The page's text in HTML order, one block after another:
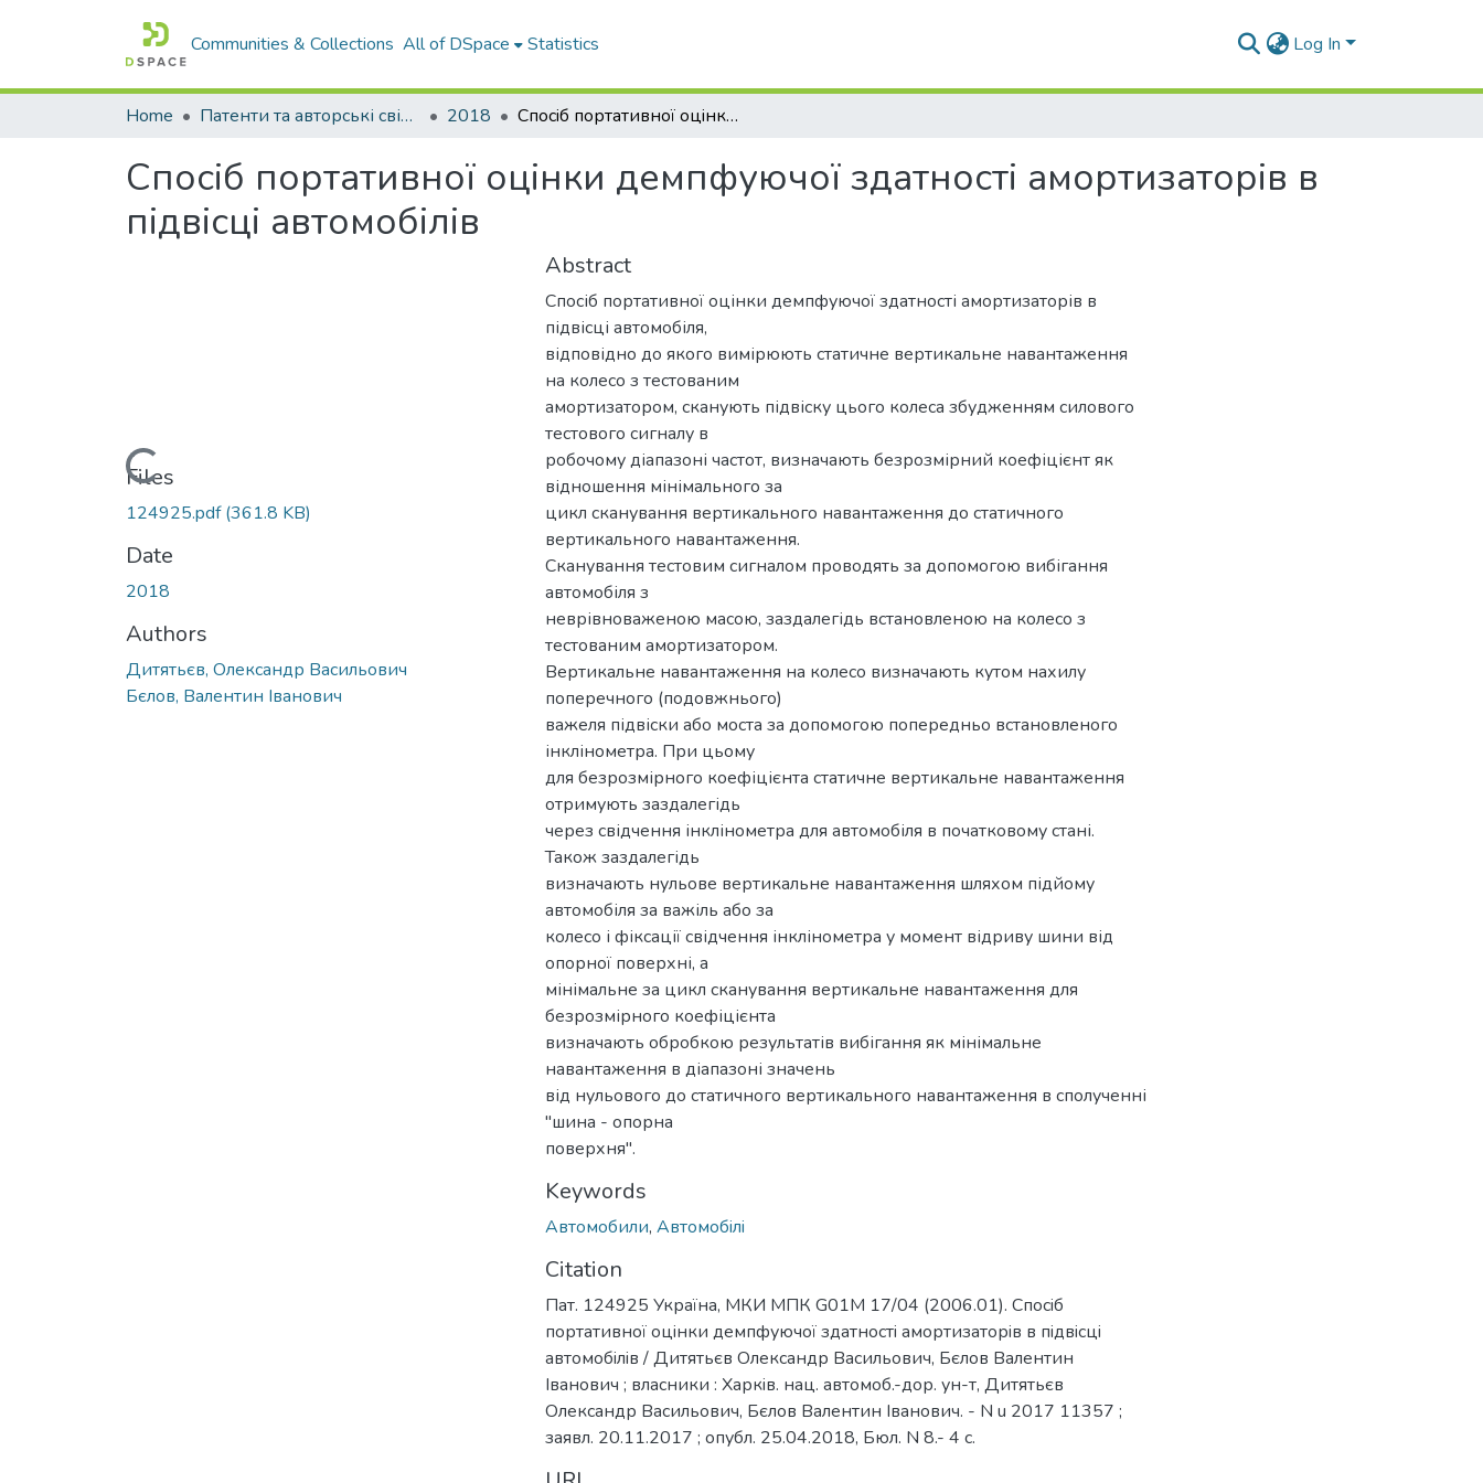
Communities & Collections All of DSpace Statistics Log In
Home Патенти та авторські свідоцтва 2018 Спосiб портативної оцiнки демпфуючої здатностi амортизаторiв в пiдвiсцi автомобiлiв
Спосiб портативної оцiнки демпфуючої здатностi амортизаторiв в
пiдвiсцi автомобiлiв
Loading...
Files
124925.pdf(361.8 KB)
Date
2018
Authors
Дитятьєв, Олександр Васильович
Бєлов, Валентин Iванович
Abstract
Спосіб портативної оцінки демпфуючої здатності амортизаторів в
підвісці автомобіля,
відповідно до якого вимірюють статичне вертикальне навантаження
на колесо з тестованим
амортизатором, сканують підвіску цього колеса збудженням силового
тестового сигналу в
робочому діапазоні частот, визначають безрозмірний коефіцієнт як
відношення мінімального за
цикл сканування вертикального навантаження до статичного
вертикального навантаження.
Сканування тестовим сигналом проводять за допомогою вибігання
автомобіля з
неврівноваженою масою, заздалегідь встановленою на колесо з
тестованим амортизатором.
Вертикальне навантаження на колесо визначають кутом нахилу
поперечного (подовжнього)
важеля підвіски або моста за допомогою попередньо встановленого
інклінометра. При цьому
для безрозмірного коефіцієнта статичне вертикальне навантаження
отримують заздалегідь
через свідчення інклінометра для автомобіля в початковому стані.
Також заздалегідь
визначають нульове вертикальне навантаження шляхом підйому
автомобіля за важіль або за
колесо і фіксації свідчення інклінометра у момент відриву шини від
опорної поверхні, а
мінімальне за цикл сканування вертикальне навантаження для
безрозмірного коефіцієнта
визначають обробкою результатів вибігання як мінімальне
навантаження в діапазоні значень
від нульового до статичного вертикального навантаження в сполученні
"шина - опорна
поверхня".
Keywords
Автомобили, Автомобiлi
Citation
Пат. 124925 Україна, МКИ МПК G01М 17/04 (2006.01). Спосiб
портативної оцiнки демпфуючої здатностi амортизаторiв в пiдвiсцi
автомобiлiв / Дитятьєв Олександр Васильович, Бєлов Валентин
Iванович ; власники : Харкiв. нац. автомоб.-дор. ун-т, Дитятьєв
Олександр Васильович, Бєлов Валентин Iванович. - N u 2017 11357 ;
заявл. 20.11.2017 ; опубл. 25.04.2018, Бюл. N 8.- 4 с.